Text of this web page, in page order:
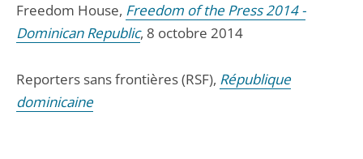
Freedom House, Freedom of the Press 2014 -
Dominican Republic, 8 octobre 2014
Reporters sans frontières (RSF), République
dominicaine